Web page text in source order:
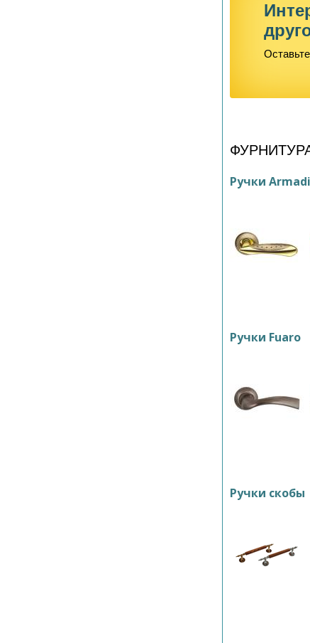
Ручки
Ручки Fuaro
Ручки скобы